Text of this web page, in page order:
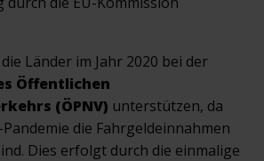
Länder im Jahr 2020 bei der
Öffentlichen
(ÖPNV) unterstützen, da
die Fahrgeldeinnahmen
Dies erfolgt durch die einmalige